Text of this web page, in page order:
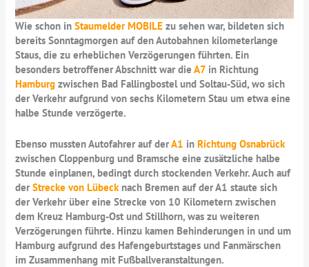
Wie schon inStaumelder MOBILE zu sehen war, bildeten sich
bereits Sonntagmorgen auf den Autobahnen kilometerlange
Staus, die zu erheblichen Verzögerungen führten. Ein
besonders betroffener Abschnitt war dieA7 in Richtung
Hamburg zwischen Bad Fallingbostel und Soltau-Süd, wo sich
der Verkehr aufgrund von sechs Kilometern Stau um etwa eine
halbe Stunde verzögerte.
Ebenso mussten Autofahrer auf derA1 inRichtung Osnabrück
zwischen Cloppenburg und Bramsche eine zusätzliche halbe
Stunde einplanen, bedingt durch stockenden Verkehr. Auch auf
derStrecke von Lübeck nach Bremen auf der A1 staute sich
der Verkehr über eine Strecke von 10 Kilometern zwischen
dem Kreuz Hamburg-Ost und Stillhorn, was zu weiteren
Verzögerungen führte. Hinzu kamen Behinderungen in und um
Hamburg aufgrund des Hafengeburtstages und Fanmärschen
im Zusammenhang mit Fußballveranstaltungen.